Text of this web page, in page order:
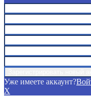
Уже имеете аккаунт?
X